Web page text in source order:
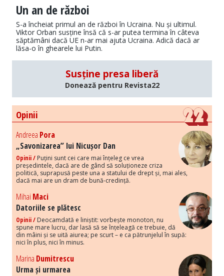
Un an de război
S-a încheiat primul an de război în Ucraina. Nu și ultimul.
Viktor Orban susține însă că s-ar putea termina în câteva
săptămâni dacă UE n-ar mai ajuta Ucraina. Adică dacă ar
lăsa-o în ghearele lui Putin.
Susține presa liberă
Donează pentru Revista22
Opinii
Andreea Pora
„Savonizarea” lui Nicușor Dan
Opinii / Puțini sunt cei care mai înțeleg ce vrea
președintele, dacă are de gând să soluționeze criza
politică, suprapusă peste una a statului de drept și, mai ales,
dacă mai are un dram de bună-credință.
Mihai Maci
Datoriile se plătesc
Opinii / Deocamdată e liniștit: vorbește monoton, nu
spune mare lucru, dar lasă să se înțeleagă ce trebuie, dă
din mâini și se uită aiurea; pe scurt – e ca pătrunjelul în supă:
nici în plus, nici în minus.
Marina Dumitrescu
Urma și urmarea